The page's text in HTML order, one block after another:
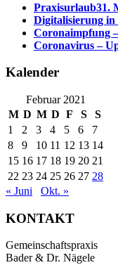
Praxisurlaub31.
Digitalisierung
Coronaimpfung
Coronavirus –
Kalender
Februar 2021
M D M D F S
S
1
2 3 4 5 6
7
8
9 10 11 12 13 14
15 16 17 18 19 20 21
22 23 24 25 26 27 28
« Juni
Okt. »
KONTAKT
Gemeinschaftspraxis
Bader & Dr. Nägele